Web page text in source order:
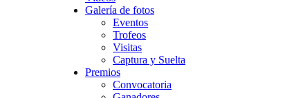
Galería de fotos
Eventos
Trofeos
Visitas
Captura y Suelta
Premios
Convocatoria